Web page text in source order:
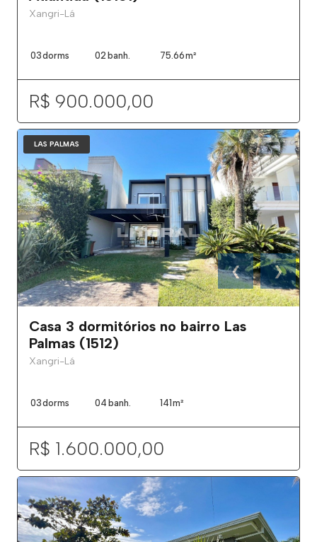
Xangri-Lá
03dorms 02 banh. 75.66m²
R$ 900.000,00
❮ ❯
LAS PALMAS
Casa 3 dormitórios no bairro Las
Palmas (1512)
Xangri-Lá
03dorms 04 banh. 141 m²
R$ 1.600.000,00